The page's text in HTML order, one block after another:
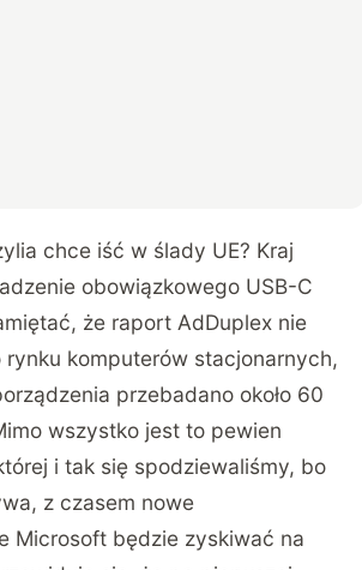
chce iść w ślady UE? Kraj
obowiązkowego USB-C
że raport AdDuplex nie
rynku komputerów stacjonarnych,
przebadano około 60
wszystko jest to pewien
i tak się spodziewaliśmy, bo
z czasem nowe
Microsoft będzie zyskiwać na